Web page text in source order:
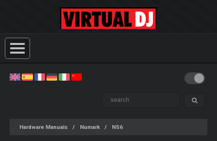
Hardware Manuals Numark NS6